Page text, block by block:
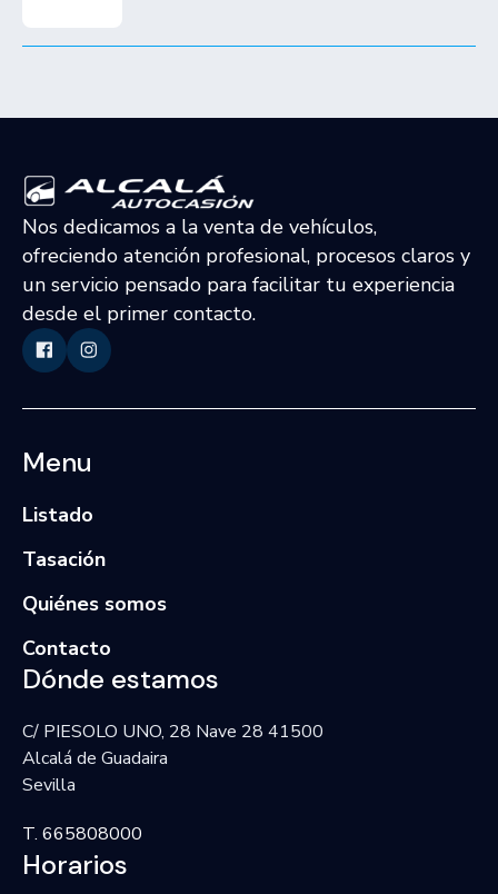
Nos dedicamos a la venta de vehículos,
ofreciendo atención profesional, procesos claros y
un servicio pensado para facilitar tu experiencia
desde el primer contacto.
Menu
Listado
Tasación
Quiénes somos
Contacto
Dónde estamos
C/ PIESOLO UNO, 28 Nave 28 41500
Alcalá de Guadaira
Sevilla
T. 665808000
Horarios